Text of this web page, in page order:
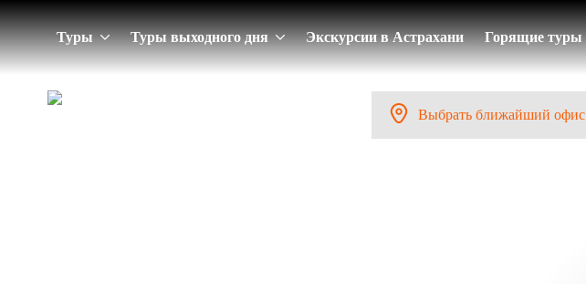
Туры Туры выходного дня Экскурсии в Астрахани Горящие туры
Выбрать ближайший офис